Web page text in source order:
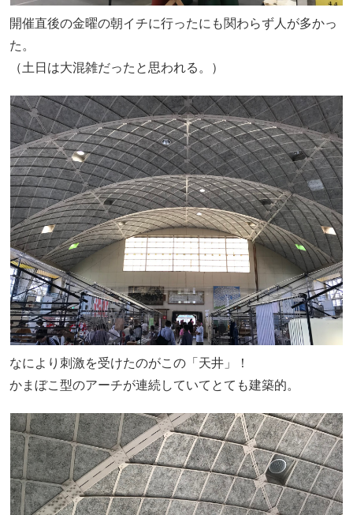
開催直後の金曜の朝イチに行ったにも関わらず人が多かっ
た。
（土日は大混雑だったと思われる。）
なにより刺激を受けたのがこの「天井」！
かまぼこ型のアーチが連続していてとても建築的。